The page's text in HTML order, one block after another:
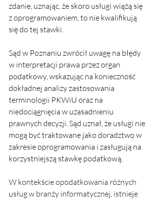
zdanie, uznając, że skoro usługi wiążą się
z oprogramowaniem, to nie kwalifikują
się do tej stawki.
Sąd w Poznaniu zwrócił uwagę na błędy
w interpretacji prawa przez organ
podatkowy, wskazując na konieczność
dokładnej analizy zastosowania
terminologii PKWiU oraz na
niedociągnięcia w uzasadnieniu
prawnych decyzji. Sąd uznał, że usługi nie
mogą być traktowane jako doradztwo w
zakresie oprogramowania i zasługują na
korzystniejszą stawkę podatkową.
W kontekście opodatkowania różnych
usług w branży informatycznej, istnieje